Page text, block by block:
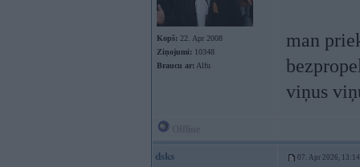
Kopš: 22. Apr 2008
Ziņojumi: 10348
Braucu ar: Alfu
man
viņus
dsks 07. Apr 2026, 13:14